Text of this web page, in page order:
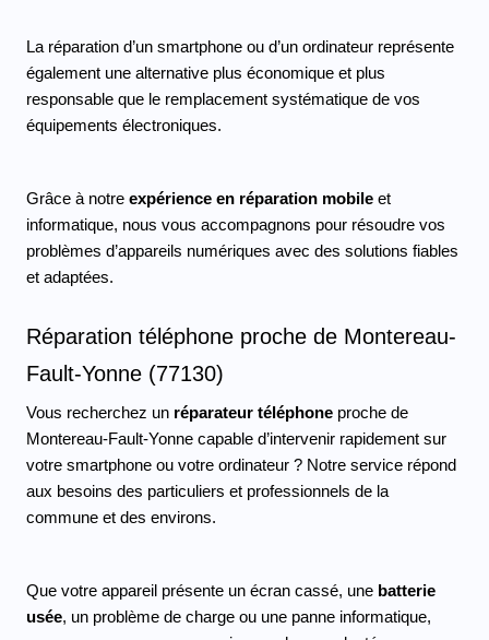
La réparation d’un smartphone ou d’un ordinateur représente
également une alternative plus économique et plus
responsable que le remplacement systématique de vos
équipements électroniques.
Grâce à notre expérience en réparation mobile et
informatique, nous vous accompagnons pour résoudre vos
problèmes d’appareils numériques avec des solutions fiables
et adaptées.
Réparation téléphone proche de Montereau-
Fault-Yonne (77130)
Vous recherchez un réparateur téléphone proche de
Montereau-Fault-Yonne capable d’intervenir rapidement sur
votre smartphone ou votre ordinateur ? Notre service répond
aux besoins des particuliers et professionnels de la
commune et des environs.
Que votre appareil présente un écran cassé, une batterie
usée, un problème de charge ou une panne informatique,